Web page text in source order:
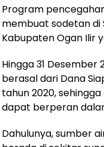
Program
membuat sodetan di
Kabupaten Ogan Ilir
Hingga 31
berasal dari Dana
tahun 2020,
dapat berperan
Dahulunya, sumber